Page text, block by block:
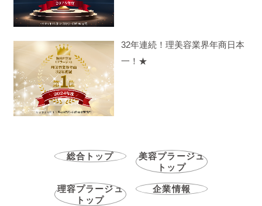
32年連続！理美容業界年商日本
一！★
総合トップ
美容プラージュ
トップ
理容プラージュ
トップ
企業情報